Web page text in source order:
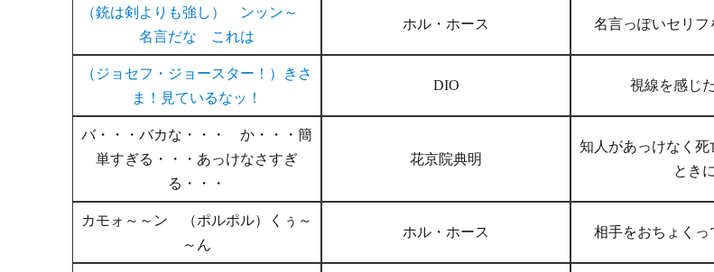
（銃は剣よりも強し） ンッン～
名言だな これは
ホル・ホース 名言っぽいセリフ
（ジョセフ・ジョースター！）きさ
ま！見ているなッ！
DIO 視線を感じ
バ・・・バカな・・・ か・・・簡
単すぎる・・・あっけなさすぎ
る・・・
花京院典明
知人があっけなく死
ときに
カモォ～～ン （ポルポル）くぅ～
～ん
ホル・ホース 相手をおちょくっ